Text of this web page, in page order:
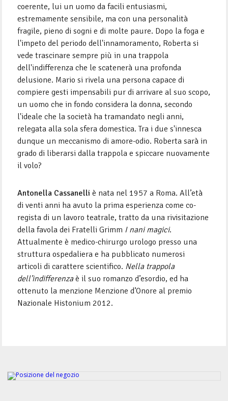
coerente, lui un uomo da facili entusiasmi,
estremamente sensibile, ma con una personalità
fragile, pieno di sogni e di molte paure. Dopo la foga e
l'impeto del periodo dell'innamoramento, Roberta si
vede trascinare sempre più in una trappola
dell'indifferenza che le scatenerà una profonda
delusione. Mario si rivela una persona capace di
compiere gesti impensabili pur di arrivare al suo scopo,
un uomo che in fondo considera la donna, secondo
l'ideale che la società ha tramandato negli anni,
relegata alla sola sfera domestica. Tra i due s'innesca
dunque un meccanismo di amore-odio. Roberta sarà in
grado di liberarsi dalla trappola e spiccare nuovamente
il volo?
Antonella Cassanelliè nata nel 1957 a Roma. All’età
di venti anni ha avuto la prima esperienza come co-
regista di un lavoro teatrale, tratto da una rivisitazione
della favola dei Fratelli Grimm I nani magici.
Attualmente è medico-chirurgo urologo presso una
struttura ospedaliera e ha pubblicato numerosi
articoli di carattere scientifico. Nella trappola
dell’indifferenzaè il suo romanzo d’esordio, ed ha
ottenuto la menzione Menzione d’Onore al premio
Nazionale Histonium 2012.